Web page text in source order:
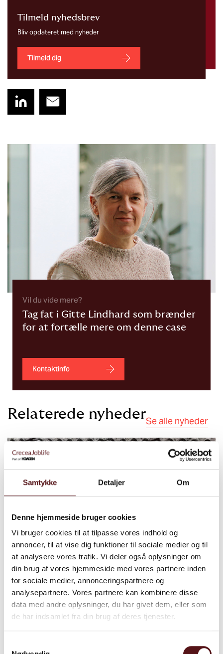
Samtykke Detaljer Om
Denne hjemmeside bruger cookies
Vi bruger cookies til at tilpasse vores indhold og
annoncer, til at vise dig funktioner til sociale medier og til
at analysere vores trafik. Vi deler også oplysninger om
din brug af vores hjemmeside med vores partnere inden
for sociale medier, annonceringspartnere og
analysepartnere. Vores partnere kan kombinere disse
data med andre oplysninger, du har givet dem, eller som
de har indsamlet fra din brug af deres tjenester.
Tilmeld nyhedsbrev
Bliv opdateret med nyheder
Tilmeld dig
Vil du vide mere?
Tag fat i Gitte Lindhard som brænder
for at fortælle mere om denne case
Kontaktinfo
Relaterede nyhederSe alle nyheder
Juni 2024
Autorisationsordning for asbest